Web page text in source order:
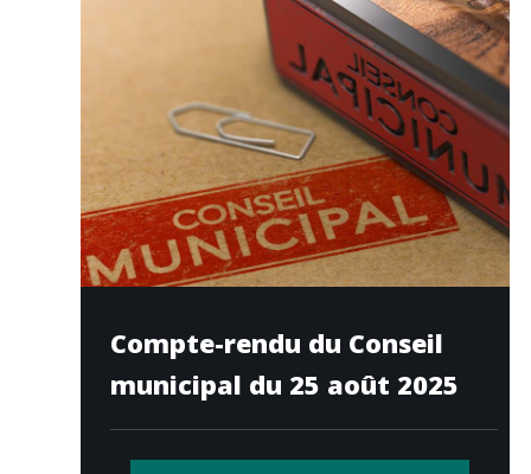
Compte-rendu du Conseil
municipal du 25 août 2025